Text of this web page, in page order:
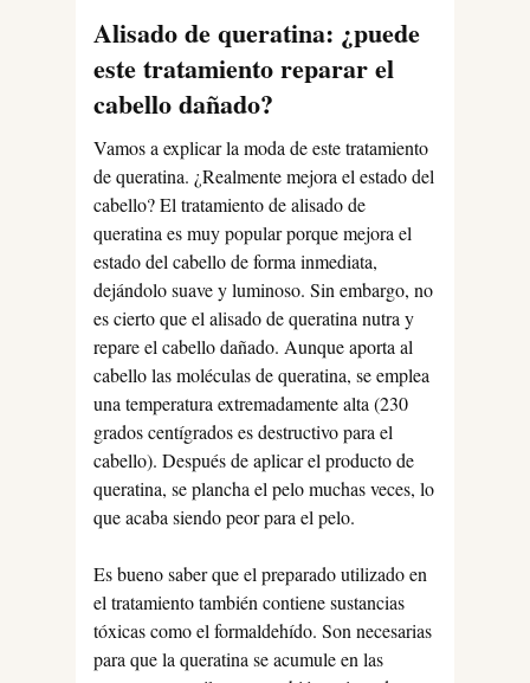
Alisado de queratina: ¿puede
este tratamiento reparar el
cabello dañado?
Vamos a explicar la moda de este tratamiento
de queratina. ¿Realmente mejora el estado del
cabello? El tratamiento de alisado de
queratina es muy popular porque mejora el
estado del cabello de forma inmediata,
dejándolo suave y luminoso. Sin embargo, no
es cierto que el alisado de queratina nutra y
repare el cabello dañado. Aunque aporta al
cabello las moléculas de queratina, se emplea
una temperatura extremadamente alta (230
grados centígrados es destructivo para el
cabello). Después de aplicar el producto de
queratina, se plancha el pelo muchas veces, lo
que acaba siendo peor para el pelo.
Es bueno saber que el preparado utilizado en
el tratamiento también contiene sustancias
tóxicas como el formaldehído. Son necesarias
para que la queratina se acumule en las